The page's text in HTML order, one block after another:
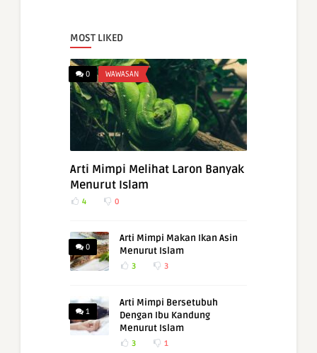
MOST LIKED
0 WAWASAN
Arti Mimpi Melihat Laron Banyak
Menurut Islam
4 0
0
Arti Mimpi Makan Ikan Asin
Menurut Islam
3 3
1
Arti Mimpi Bersetubuh
Dengan Ibu Kandung
Menurut Islam
3 1